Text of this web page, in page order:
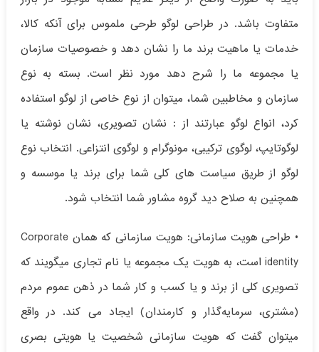
متفاوت باشد. در طراحی لوگو طرحی ملموس برای آنکه کالا،
خدمات یا ماهیت برند ما را نشان دهد و خصوصیات سازمان
یا مجموعه ما را شرح دهد مورد نظر است. بسته به نوع
سازمان و مخاطبین شما، میتوان از نوع خاصی از لوگو استفاده
کرد، انواع لوگو عبارتند از : نشان تصویری، نشان نوشته یا
لوگوتایپ، لوگوی ترکیبی، مونوگرام و لوگوی انتزاعی. انتخاب نوع
لوگو از طریق سیاست های کلی شما برای برند یا موسسه و
همچنین به صلاح دید گروه مشاور شما انتخاب شود.
• طراحی هویت سازمانی: هویت سازمانی که همان Corporate
identity است، به هویت یک مجموعه یا نام تجاری میگویند که
تصویری کلی از برند و یا کسب ‌و کار شما در ذهن عموم مردم
(مشتری، سرمایه‌گذار و کارمندان) ایجاد می کند. در واقع
میتوان گفت که هویت سازمانی شخصیت یا هویتی بصری